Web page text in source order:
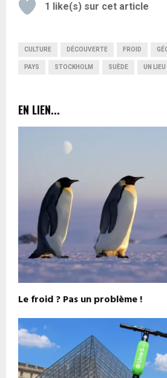
1 like(s) sur cet article
CULTURE DÉCOUVERTE FROID
PAYS STOCKHOLM SUÈDE UN LIEU
EN LIEN...
Le froid ? Pas un problème !